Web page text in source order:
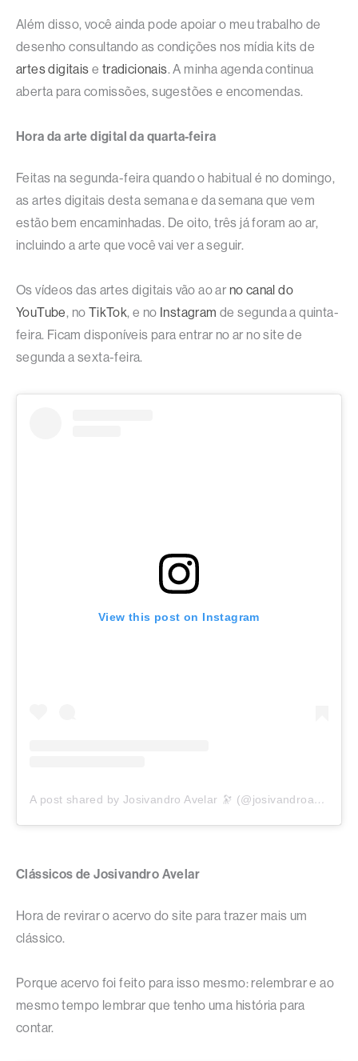
Além disso, você ainda pode apoiar o meu trabalho de
desenho consultando as condições nos mídia kits de
artes digitais e tradicionais. A minha agenda continua
aberta para comissões, sugestões e encomendas.
Hora da arte digital da quarta-feira
Feitas na segunda-feira quando o habitual é no domingo,
as artes digitais desta semana e da semana que vem
estão bem encaminhadas. De oito, três já foram ao ar,
incluindo a arte que você vai ver a seguir.
Os vídeos das artes digitais vão ao ar no canal do
YouTube, no TikTok, e no Instagram de segunda a quinta-
feira. Ficam disponíveis para entrar no ar no site de
segunda a sexta-feira.
View this post on Instagram
A post shared by Josivandro Avelar 🔭 (@josivandroavelar)
Clássicos de Josivandro Avelar
Hora de revirar o acervo do site para trazer mais um
clássico.
Porque acervo foi feito para isso mesmo: relembrar e ao
mesmo tempo lembrar que tenho uma história para
contar.